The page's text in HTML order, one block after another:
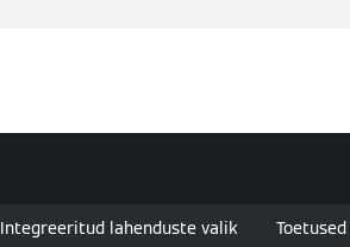
Integreeritud lahenduste valik Toetused